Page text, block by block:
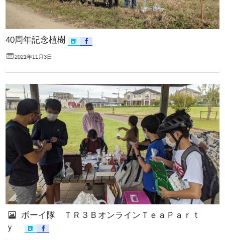
40周年記念植樹
2021年11月3日
ボーイ隊 ＴＲ３ＢオンラインＴｅａＰａｒｔ
ｙ